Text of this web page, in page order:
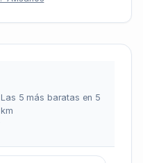
Las 5 más baratas en 5
km